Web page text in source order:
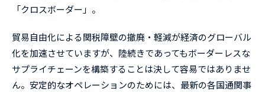
「クロスボーダー」。
貿易自由化による関税障壁の撤廃・軽減が経済のグローバル
化を加速させていますが、陸続きであってもボーダーレスな
サプライチェーンを構築することは決して容易ではありませ
ん。安定的なオペレーションのためには、最新の各国通関事